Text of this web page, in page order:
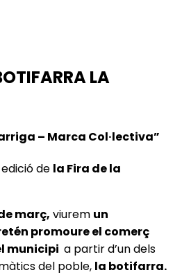
LA
– Marca Col·lectiva”
edició de la Fira de la
març, viurem un
promoure el comerç
municipi a partir d’un dels
del poble, la botifarra.